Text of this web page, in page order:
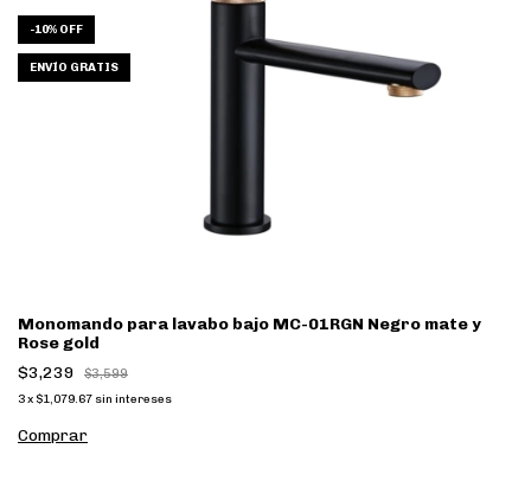
-10% OFF
ENVÍO GRATIS
Monomando para lavabo bajo MC-01RGN Negro mate y
Rose gold
$3,239
$3,599
3x $1,079.67 sin intereses